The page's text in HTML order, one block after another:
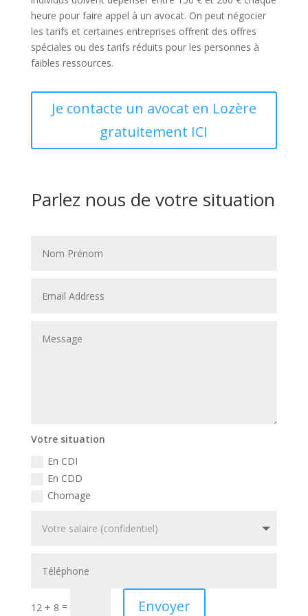
heure pour faire appel à un avocat. On peut négocier
les tarifs et certaines entreprises offrent des offres
spéciales ou des tarifs réduits pour les personnes à
faibles ressources.
Je contacte un avocat en Lozère
gratuitement ICI
Parlez nous de votre situation
Votre situation
En CDI
En CDD
Chomage
12 + 8 = Envoyer